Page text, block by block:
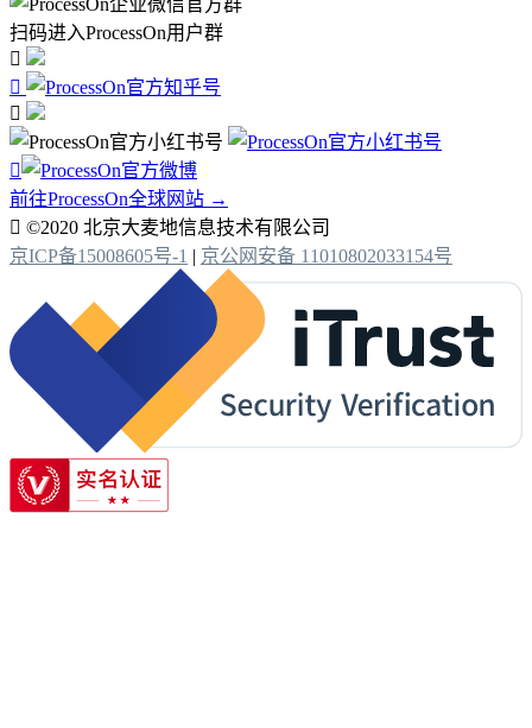
扫码进入ProcessOn用户群




前往ProcessOn全球网站 →
 ©2020 北京大麦地信息技术有限公司
京ICP备15008605号-1 | 京公网安备 11010802033154号